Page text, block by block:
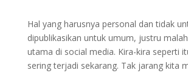
Hal yang harusnya personal dan tidak
dipublikasikan untuk umum, justru
utama di social media. Kira-kira seperti
sering terjadi sekarang. Tak jarang kita